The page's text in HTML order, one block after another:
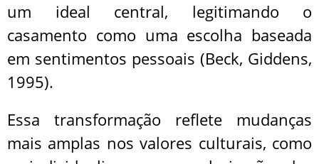
um ideal central, legitimando o
casamento como uma escolha baseada
em sentimentos pessoais (Beck, Giddens,
1995).
Essa transformação reflete mudanças
mais amplas nos valores culturais, como